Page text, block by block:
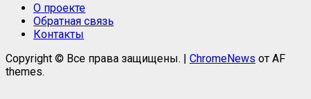
О проекте
Обратная связь
Контакты
Copyright © Все права защищены. | ChromeNews от AF
themes.